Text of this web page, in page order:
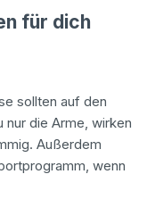
für dich
sollten auf den
nur die Arme, wirken
Außerdem
wenn